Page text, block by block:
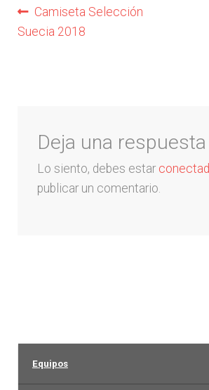
NBA
Pantalonetas y sudaderas
OUTLET
Navegación
de
Anterior:
Camiseta Selección
Suecia 2018
Deja una respuesta
Lo siento, debes estar
publicar un comentario.
Equipos